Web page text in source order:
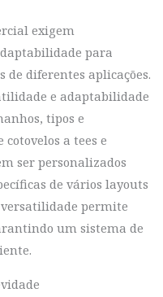
exigem
para
de diferentes aplicações.
e adaptabilidade
tipos e
a tees e
ser personalizados
de vários layouts
permite
um sistema de